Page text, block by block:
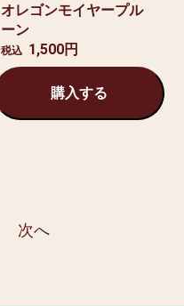
オレゴンモイヤープル
ーン
税込 1,500円
購入する
次へ